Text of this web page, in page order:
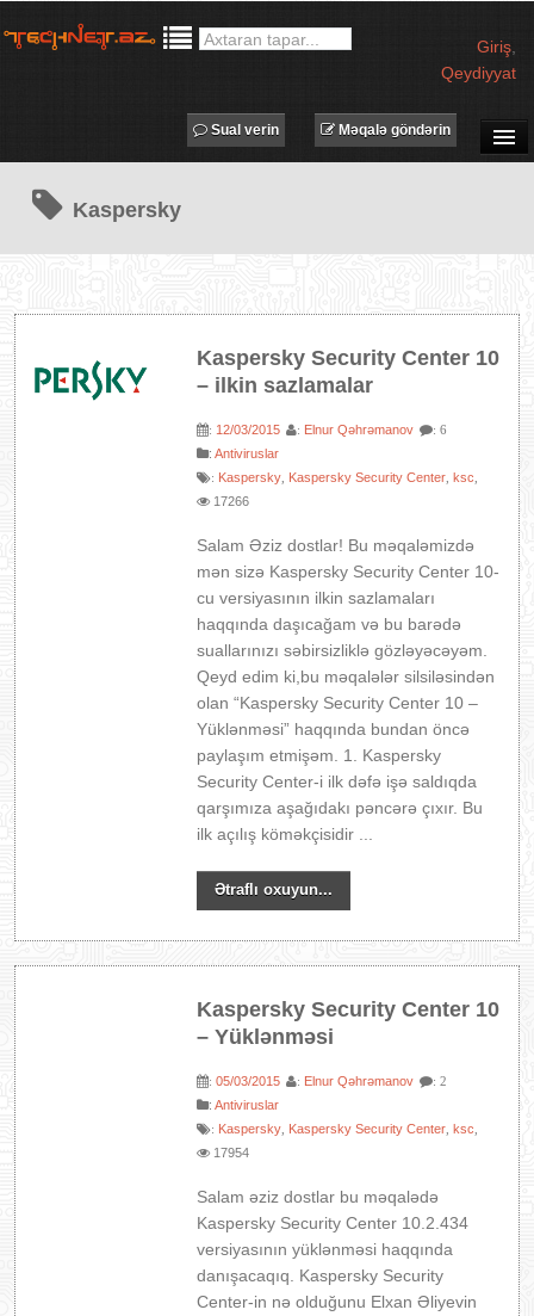
Giriş
Qeydiyyat
MƏQALƏLƏR
PROQRAMLAR
XƏBƏRLƏR
Məqalə göndərin
Sual verin
Kaspersky
Kaspersky Security Center 10
– ilkin sazlamalar
: 12/03/2015 : Elnur Qəhrəmanov : 6
:Antiviruslar
: Kaspersky Kaspersky Security Center ksc
17266
Salam Əziz dostlar! Bu məqaləmizdə
mən sizə Kaspersky Security Center 10-
cu versiyasının ilkin sazlamaları
haqqında daşıcağam və bu barədə
suallarınızı səbirsizliklə gözləyəcəyəm.
Qeyd edim ki,bu məqalələr silsiləsindən
olan “Kaspersky Security Center 10 –
Yüklənməsi” haqqında bundan öncə
paylaşım etmişəm. 1. Kaspersky
Security Center-i ilk dəfə işə saldıqda
qarşımıza aşağıdakı pəncərə çıxır. Bu
ilk açılış köməkçisidir ...
Ətraflı oxuyun...
Kaspersky Security Center 10
– Yüklənməsi
:05/03/2015 : Elnur Qəhrəmanov : 2
:Antiviruslar
: Kaspersky Kaspersky Security Center ksc
17954
Salam əziz dostlar bu məqalədə
Kaspersky Security Center 10.2.434
versiyasının yüklənməsi haqqında
danışacaqıq. Kaspersky Security
Center-in nə olduğunu Elxan Əliyevin